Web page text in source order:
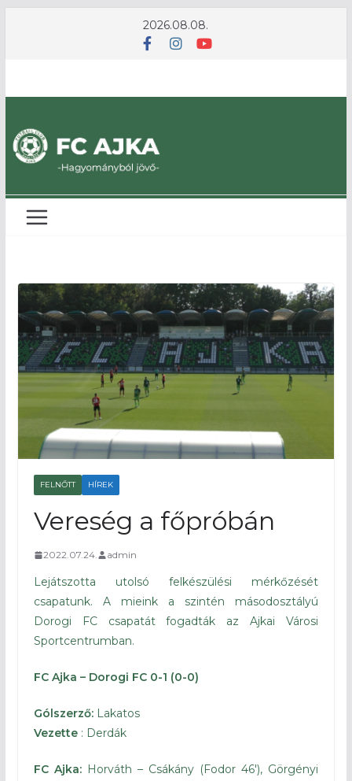
2026.08.08.
FELNŐTT HÍREK
Vereség a főpróbán
2022.07.24. admin
Lejátszotta utolsó felkészülési mérkőzését
csapatunk. A mieink a szintén másodosztályú
Dorogi FC csapatát fogadták az Ajkai Városi
Sportcentrumban.
FC Ajka – Dorogi FC 0-1 (0-0)
Gólszerző:Lakatos
Vezette: Derdák
FC Ajka:Horváth – Csákány (Fodor 46′), Görgényi